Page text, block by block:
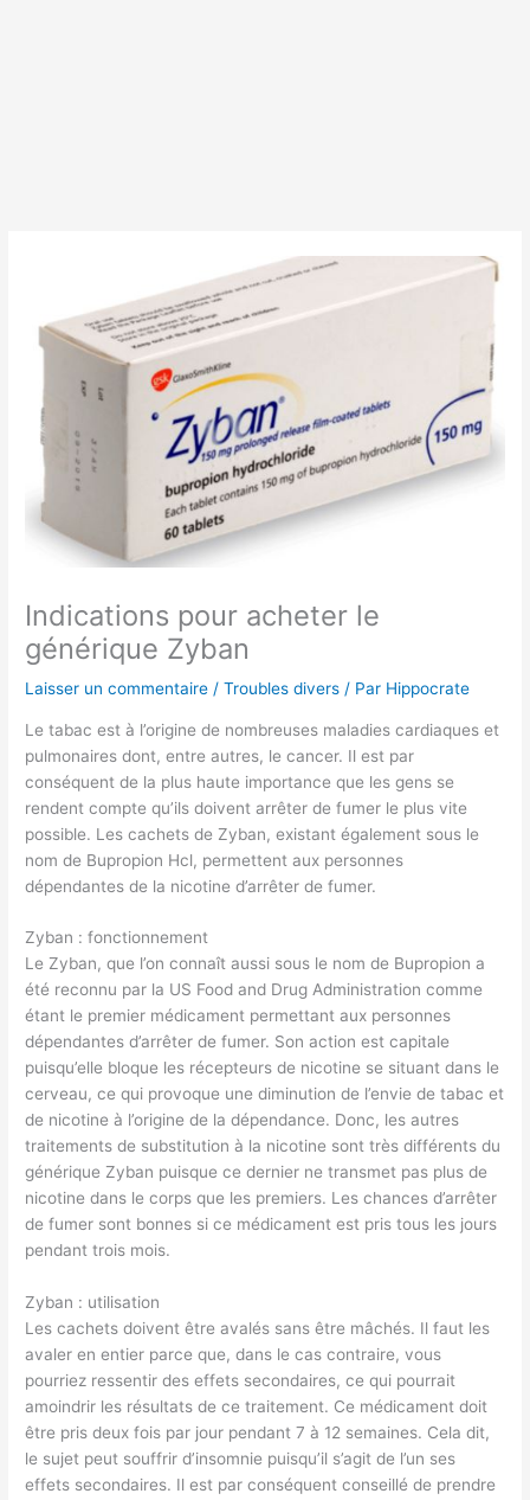
Indications pour acheter le
générique Zyban
Laisser un commentaire /Troubles divers / Par Hippocrate
Le tabac est à l’origine de nombreuses maladies cardiaques et
pulmonaires dont, entre autres, le cancer. Il est par
conséquent de la plus haute importance que les gens se
rendent compte qu’ils doivent arrêter de fumer le plus vite
possible. Les cachets de Zyban, existant également sous le
nom de Bupropion Hcl, permettent aux personnes
dépendantes de la nicotine d’arrêter de fumer.
Zyban : fonctionnement
Le Zyban, que l’on connaît aussi sous le nom de Bupropion a
été reconnu par la US Food and Drug Administration comme
étant le premier médicament permettant aux personnes
dépendantes d’arrêter de fumer. Son action est capitale
puisqu’elle bloque les récepteurs de nicotine se situant dans le
cerveau, ce qui provoque une diminution de l’envie de tabac et
de nicotine à l’origine de la dépendance. Donc, les autres
traitements de substitution à la nicotine sont très différents du
générique Zyban puisque ce dernier ne transmet pas plus de
nicotine dans le corps que les premiers. Les chances d’arrêter
de fumer sont bonnes si ce médicament est pris tous les jours
pendant trois mois.
Zyban : utilisation
Les cachets doivent être avalés sans être mâchés. Il faut les
avaler en entier parce que, dans le cas contraire, vous
pourriez ressentir des effets secondaires, ce qui pourrait
amoindrir les résultats de ce traitement. Ce médicament doit
être pris deux fois par jour pendant 7 à 12 semaines. Cela dit,
le sujet peut souffrir d’insomnie puisqu’il s’agit de l’un ses
effets secondaires. Il est par conséquent conseillé de prendre